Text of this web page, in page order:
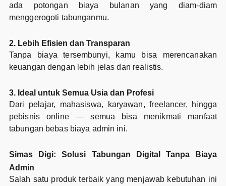
ada potongan biaya bulanan yang diam-diam
menggerogoti tabunganmu.
2. Lebih Efisien dan Transparan
Tanpa biaya tersembunyi, kamu bisa merencanakan
keuangan dengan lebih jelas dan realistis.
3. Ideal untuk Semua Usia dan Profesi
Dari pelajar, mahasiswa, karyawan, freelancer, hingga
pebisnis online — semua bisa menikmati manfaat
tabungan bebas biaya admin ini.
Simas Digi: Solusi Tabungan Digital Tanpa Biaya
Admin
Salah satu produk terbaik yang menjawab kebutuhan ini